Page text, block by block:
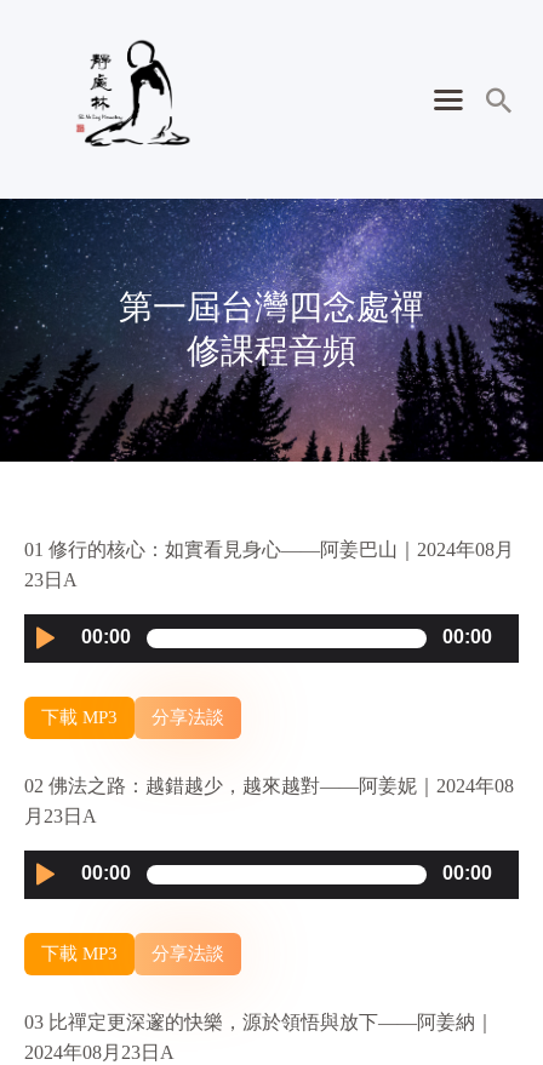
第一屆台灣四念處禪
修課程音頻
01 修行的核心：如實看見身心——阿姜巴山｜2024年08月
23日A
Audio
Player
00:00 00:00
下載 MP3 分享法談
02 佛法之路：越錯越少，越來越對——阿姜妮｜2024年08
月23日A
Audio
Player
00:00 00:00
下載 MP3 分享法談
03 比禪定更深邃的快樂，源於領悟與放下——阿姜納｜
2024年08月23日A